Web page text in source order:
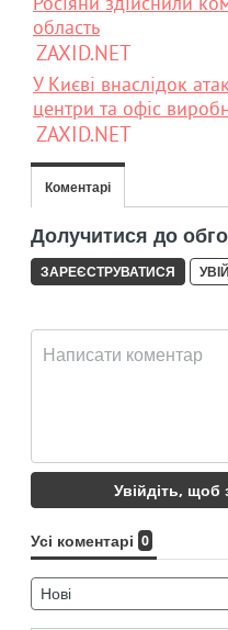
область
ZAXID.NET
У Києві внаслідок
центри та офіс
ZAXID.NET